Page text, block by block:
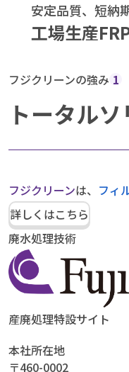
安定品質、短納
工場生産
フジクリーンの強み 1
トータル
フジクリーンは、 フィ
詳しくはこちら
廃水処理技術
産廃処理特設サイト
本社所在地
〒460-0002